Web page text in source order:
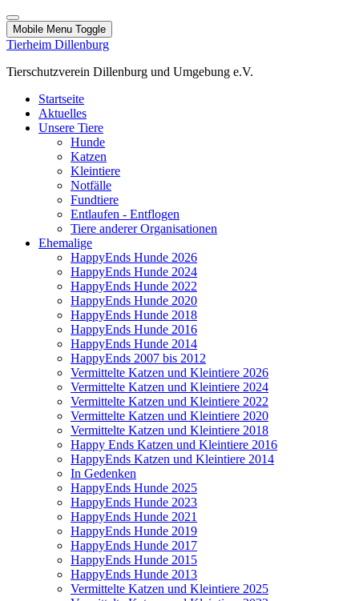
Mobile Menu Toggle
Tierheim Dillenburg
Tierschutzverein Dillenburg und Umgebung e.V.
Startseite
Aktuelles
Unsere Tiere
Hunde
Katzen
Kleintiere
Notfälle
Fundtiere
Entlaufen - Entflogen
Tiere anderer Organisationen
Ehemalige
HappyEnds Hunde 2026
HappyEnds Hunde 2024
HappyEnds Hunde 2022
HappyEnds Hunde 2020
HappyEnds Hunde 2018
HappyEnds Hunde 2016
HappyEnds Hunde 2014
HappyEnds 2007 bis 2012
Vermittelte Katzen und Kleintiere 2026
Vermittelte Katzen und Kleintiere 2024
Vermittelte Katzen und Kleintiere 2022
Vermittelte Katzen und Kleintiere 2020
Vermittelte Katzen und Kleintiere 2018
Happy Ends Katzen und Kleintiere 2016
HappyEnds Katzen und Kleintiere 2014
In Gedenken
HappyEnds Hunde 2025
HappyEnds Hunde 2023
HappyEnds Hunde 2021
HappyEnds Hunde 2019
HappyEnds Hunde 2017
HappyEnds Hunde 2015
HappyEnds Hunde 2013
Vermittelte Katzen und Kleintiere 2025